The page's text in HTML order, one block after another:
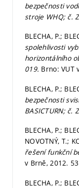
bezpečnosti
stroje WHQ; č.
BLECHA, P.;
spolehlivosti
horizontálního
019. Brno: VUT
BLECHA, P.;
bezpečnosti
BASICTURN; č.
BLECHA, P.;
NOVOTNÝ, T.;
řešení funkční
v Brně, 2012.
BLECHA, P.;